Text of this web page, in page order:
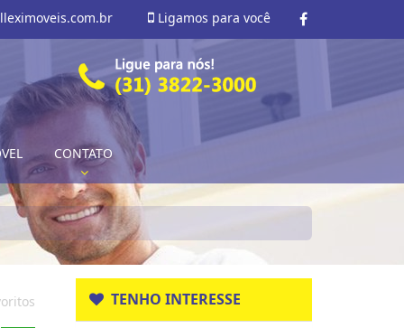
Ligamos para você
CONTATO
TENHO INTERESSE